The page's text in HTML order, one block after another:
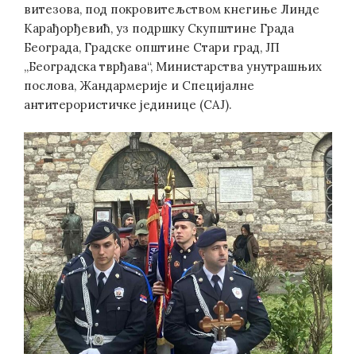
витезова, под покровитељством кнегиње Линде
Карађорђевић, уз подршку Скупштине Града
Београда, Градске општине Стари град, ЈП
„Београдска тврђава“, Министарства унутрашњих
послова, Жандармерије и Специјалне
антитерористичке јединице (САЈ).